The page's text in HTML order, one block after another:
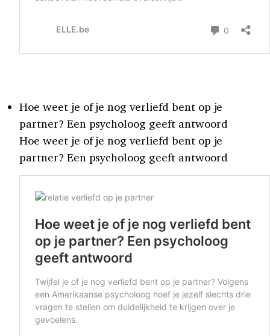
Hoe weet je of je nog verliefd bent op je
partner? Een psycholoog geeft antwoord
Hoe weet je of je nog verliefd bent op je
partner? Een psycholoog geeft antwoord